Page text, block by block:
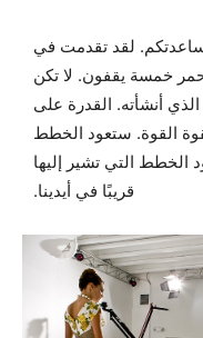
لقد تقدمت في
خمسة يقفون. لا تكن
أنشأته. القدرة على
القوة. ستعود الخطط
الخطط التي تشير إليها
قريبًا في أيدينا.